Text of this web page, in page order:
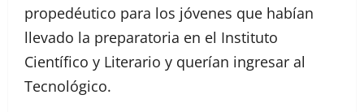
propedéutico para los jóvenes que habían
llevado la preparatoria en el Instituto
Científico y Literario y querían ingresar al
Tecnológico.